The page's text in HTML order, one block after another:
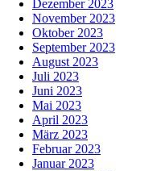
Dezember 2023
November 2023
Oktober 2023
September 2023
August 2023
Juli 2023
Juni 2023
Mai 2023
April 2023
März 2023
Februar 2023
Januar 2023